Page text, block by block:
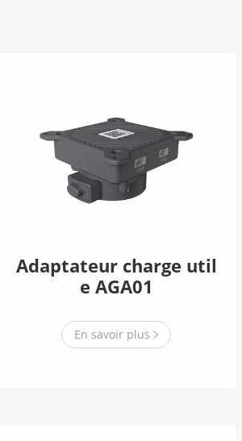
Adaptateur charge util
e AGA01
En savoir plus